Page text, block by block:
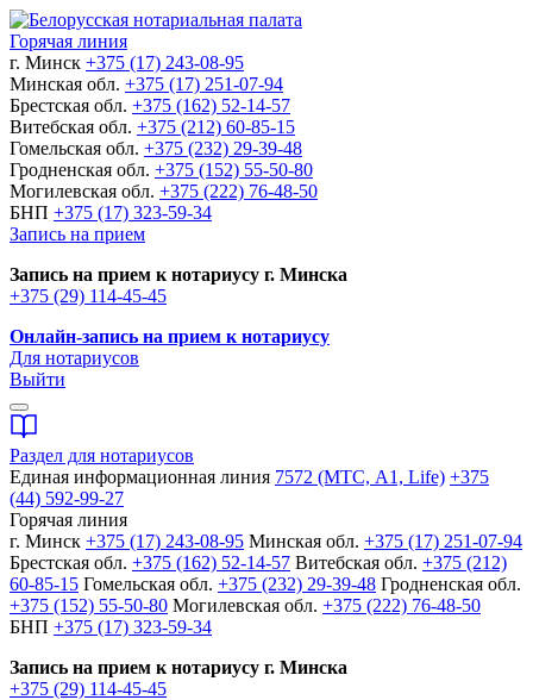
Горячая линия
г. Минск +375 (17) 243-08-95
Минская обл. +375 (17) 251-07-94
Брестская обл. +375 (162) 52-14-57
Витебская обл. +375 (212) 60-85-15
Гомельская обл. +375 (232) 29-39-48
Гродненская обл. +375 (152) 55-50-80
Могилевская обл. +375 (222) 76-48-50
БНП +375 (17) 323-59-34
Запись на прием
Запись на прием к нотариусу г. Минска
+375 (29) 114-45-45
Онлайн-запись на прием к нотариусу
Для нотариусов
Выйти
Раздел для нотариусов
Единая информационная линия 7572 (МТС, A1, Life) +375
(44) 592-99-27
Горячая линия
г. Минск +375 (17) 243-08-95 Минская обл. +375 (17) 251-07-94
Брестская обл. +375 (162) 52-14-57 Витебская обл. +375 (212)
60-85-15 Гомельская обл. +375 (232) 29-39-48 Гродненская обл.
+375 (152) 55-50-80 Могилевская обл. +375 (222) 76-48-50
БНП +375 (17) 323-59-34
Запись на прием к нотариусу г. Минска
+375 (29) 114-45-45